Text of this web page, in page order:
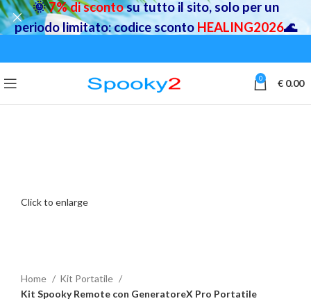
0 € 0.00
Click to enlarge
Home
Kit Portatile
Kit Spooky Remote con GeneratoreX Pro Portatile
🌞7% di scontosu tutto il sito, solo per un
periodo limitato: codice sconto HEALING2026🌊